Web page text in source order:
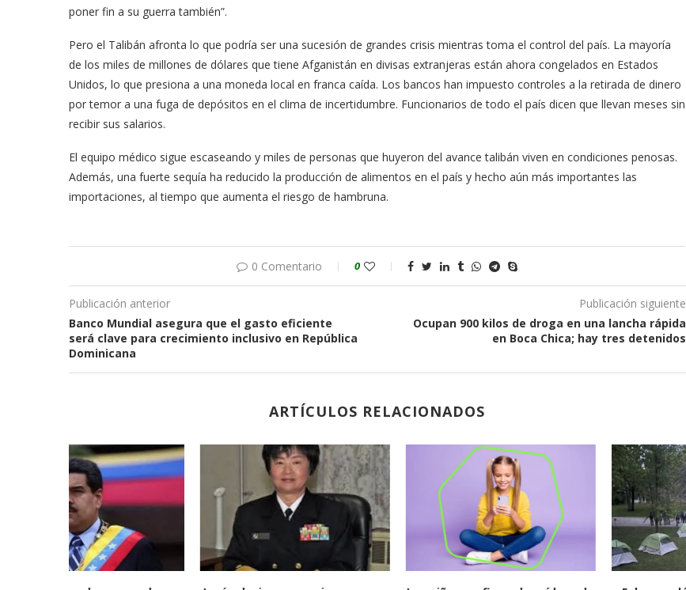
poner fin a su guerra también”.
Pero el Talibán afronta lo que podría ser una sucesión de grandes crisis mientras toma el control del país. La mayoría
de los miles de millones de dólares que tiene Afganistán en divisas extranjeras están ahora congelados en Estados
Unidos, lo que presiona a una moneda local en franca caída. Los bancos han impuesto controles a la retirada de dinero
por temor a una fuga de depósitos en el clima de incertidumbre. Funcionarios de todo el país dicen que llevan meses sin
recibir sus salarios.
El equipo médico sigue escaseando y miles de personas que huyeron del avance talibán viven en condiciones penosas.
Además, una fuerte sequía ha reducido la producción de alimentos en el país y hecho aún más importantes las
importaciones, al tiempo que aumenta el riesgo de hambruna.
0 Comentario 0
Publicación anterior
Banco Mundial asegura que el gasto eficiente
será clave para crecimiento inclusivo en República
Dominicana
Publicación siguiente
Ocupan 900 kilos de droga en una lancha rápida
en Boca Chica; hay tres detenidos
ARTÍCULOS RELACIONADOS